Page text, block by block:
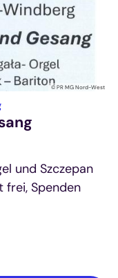
© PR MG Nord-West
:
und Szczepan
Spenden